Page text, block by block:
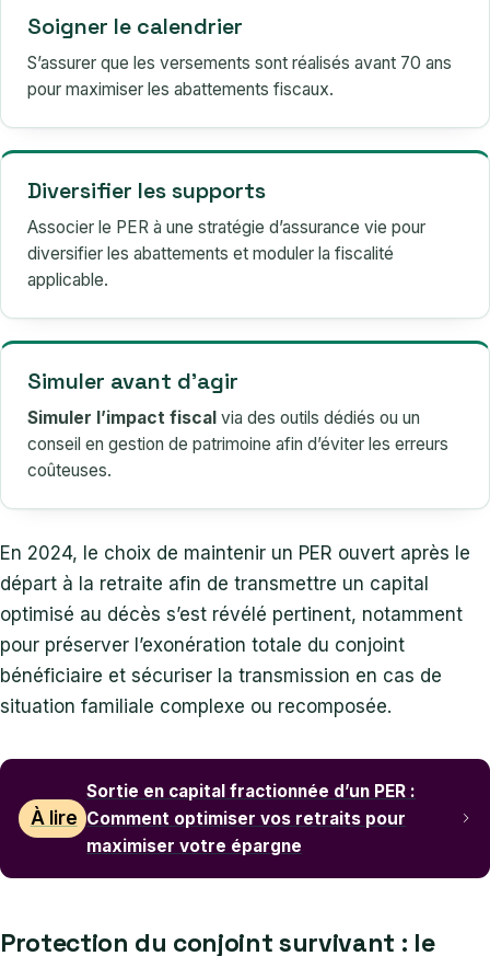
Soigner le calendrier
S’assurer que les versements sont réalisés avant 70 ans
pour maximiser les abattements fiscaux.
Diversifier les supports
Associer le PER à une stratégie d’assurance vie pour
diversifier les abattements et moduler la fiscalité
applicable.
Simuler avant d’agir
Simuler l’impact fiscal via des outils dédiés ou un
conseil en gestion de patrimoine afin d’éviter les erreurs
coûteuses.
En 2024, le choix de maintenir un PER ouvert après le
départ à la retraite afin de transmettre un capital
optimisé au décès s’est révélé pertinent, notamment
pour préserver l’exonération totale du conjoint
bénéficiaire et sécuriser la transmission en cas de
situation familiale complexe ou recomposée.
À lire
Sortie en capital fractionnée d’un PER :
Comment optimiser vos retraits pour
maximiser votre épargne
Protection du conjoint survivant : le